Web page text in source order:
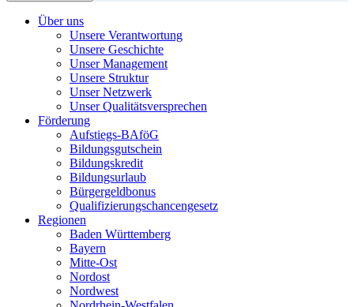
Über uns
Unsere Verantwortung
Unsere Geschichte
Unser Management
Unsere Struktur
Unser Netzwerk
Unser Qualitätsversprechen
Förderung
Aufstiegs-BAföG
Bildungsgutschein
Bildungskredit
Bildungsurlaub
Bürgergeldbonus
Qualifizierungschancengesetz
Regionen
Baden Württemberg
Bayern
Mitte-Ost
Nordost
Nordwest